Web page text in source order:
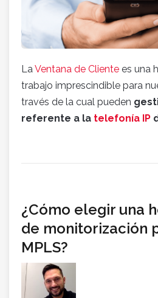
LaVentana de Cliente es una
trabajo imprescindible para
través de la cual pueden
referente a la telefonía IP
¿Cómo elegir una
de monitorización
MPLS?